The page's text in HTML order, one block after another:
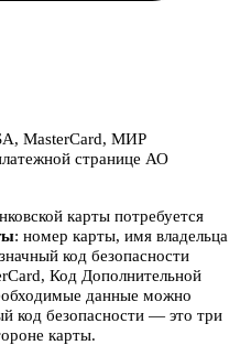
MasterCard, МИР
странице АО
карты потребуется
: номер карты, имя владельца
код безопасности
Код Дополнительной
данные можно
код безопасности — это три
карты.